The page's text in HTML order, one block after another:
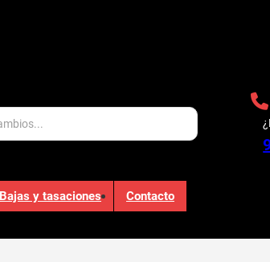
Bajas y tasaciones Contacto